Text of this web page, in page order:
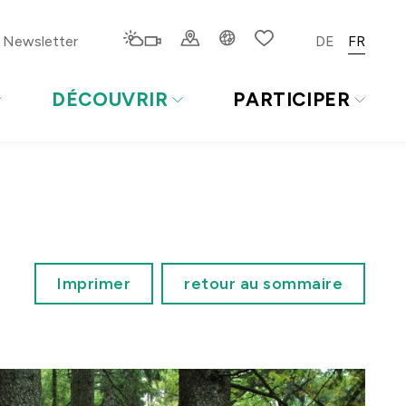
Newsletter DE FR
DÉCOUVRIR PARTICIPER
Imprimer retour au sommaire